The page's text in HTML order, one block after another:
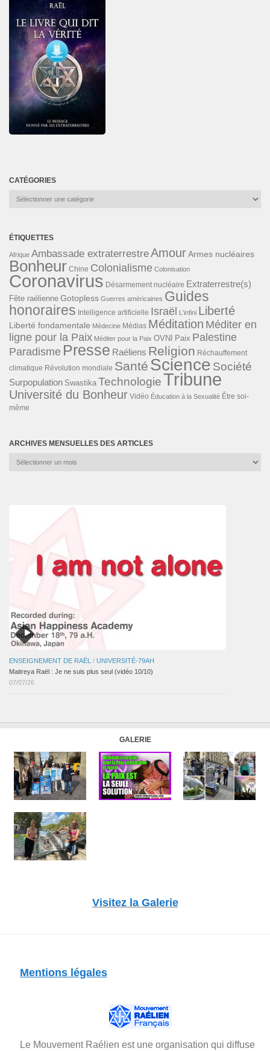
CATÉGORIES
Catégories
ÉTIQUETTES
Afrique Ambassade extraterrestreAmourArmes nucléaires
Bonheur Chine Colonialisme Colonisation
Coronavirus Désarmement nucléaire Extraterrestre(s)
Fête raélienne Gotopless Guerres américaines Guides
honoraires Intelligence artificielle Israël L'infini Liberté
Liberté fondamentale Médecine Médias Méditation Méditer en
ligne pour la Paix Méditer pour la Paix OVNI Paix Palestine
Paradisme Presse Raéliens Religion Réchauffement
climatique Révolution mondiale Santé Science Société
Surpopulation Swastika TechnologieTribune
Université du Bonheur Vidéo Éducation à la Sexualité Être soi-
même
ARCHIVES MENSUELLES DES ARTICLES
Archives
ENSEIGNEMENT DE RAËL / UNIVERSITÉ-79AH
Maitreya Raël : Je ne suis plus seul (vidéo 10/10)
07/07/26
GALERIE
Visitez la Galerie
Mentions légales
Le Mouvement Raélien est une organisation qui diffuse